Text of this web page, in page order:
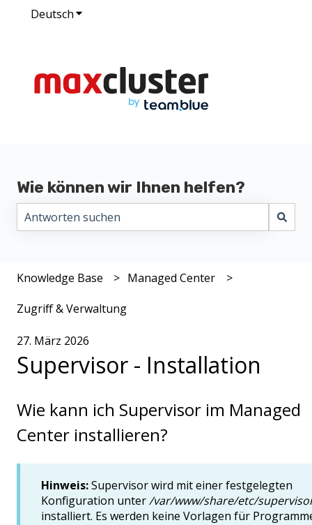
DeutschUntermenü für Übersetzungen anzeigen
Wie können wir Ihnen helfen?
Knowledge Base Managed Center
Zugriff & Verwaltung
27. März 2026
Supervisor - Installation
Wie kann ich Supervisor im Managed
Center installieren?
Hinweis:Supervisor wird mit einer festgelegten
Konfiguration unter/var/www/share/etc/
installiert. Es werden keine Vorlagen für